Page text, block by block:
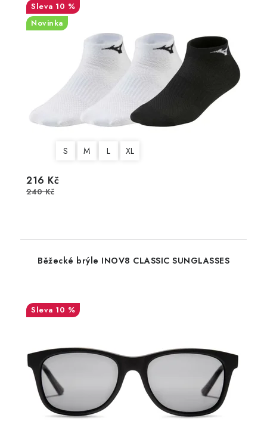
10 %
Novinka
S M L XL
216 Kč
240 Kč
Běžecké brýle INOV8 CLASSIC SUNGLASSES
10 %